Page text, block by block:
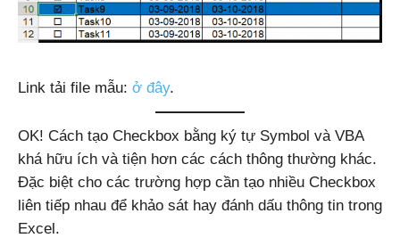
Link tải file mẫu: ở đây.
OK! Cách tạo Checkbox bằng ký tự Symbol và VBA
khá hữu ích và tiện hơn các cách thông thường khác.
Đặc biệt cho các trường hợp cần tạo nhiều Checkbox
liên tiếp nhau để khảo sát hay đánh dấu thông tin trong
Excel.